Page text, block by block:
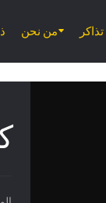
من نحن تذاكر